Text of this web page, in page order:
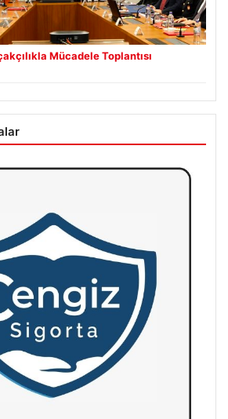
Mücadele Toplantısı